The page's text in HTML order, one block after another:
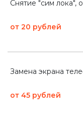
Снятие "сим лока",
от 20 рублей
Замена экрана
от 45 рублей